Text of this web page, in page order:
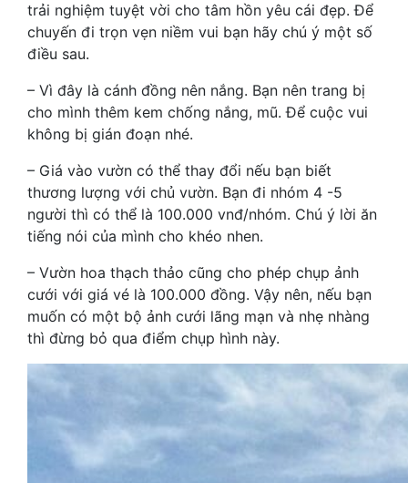
trải nghiệm tuyệt vời cho tâm hồn yêu cái đẹp. Để
chuyến đi trọn vẹn niềm vui bạn hãy chú ý một số
điều sau.
– Vì đây là cánh đồng nên nắng. Bạn nên trang bị
cho mình thêm kem chống nắng, mũ. Để cuộc vui
không bị gián đoạn nhé.
– Giá vào vườn có thể thay đổi nếu bạn biết
thương lượng với chủ vườn. Bạn đi nhóm 4 -5
người thì có thể là 100.000 vnđ/nhóm. Chú ý lời ăn
tiếng nói của mình cho khéo nhen.
– Vườn hoa thạch thảo cũng cho phép chụp ảnh
cưới với giá vé là 100.000 đồng. Vậy nên, nếu bạn
muốn có một bộ ảnh cưới lãng mạn và nhẹ nhàng
thì đừng bỏ qua điểm chụp hình này.